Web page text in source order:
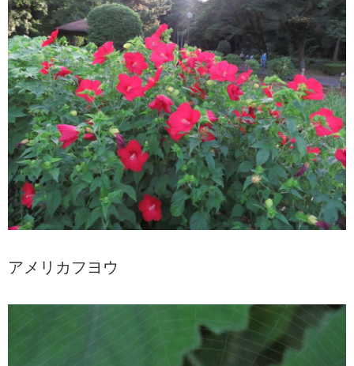
アメリカフヨウ